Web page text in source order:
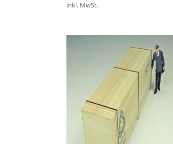
inkl. MwSt.